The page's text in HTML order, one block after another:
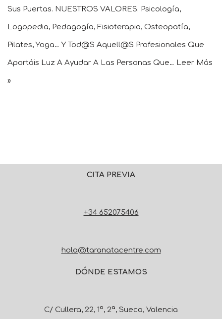
Sus Puertas. NUESTROS VALORES. Psicología,
Logopedia, Pedagogía, Fisioterapia, Osteopatía,
Pilates, Yoga… Y Tod@s Aquell@s Profesionales Que
Aportáis Luz A Ayudar A Las Personas Que… Leer Más
»
CITA PREVIA
+34 652075406
hola@taranatacentre.com
DÓNDE ESTAMOS
C/ Cullera, 22, 1º, 2ª, Sueca, Valencia